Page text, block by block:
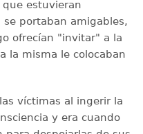
estuvieran
portaban amigables,
ofrecían "invitar" a la
la misma le colocaban
víctimas al ingerir la
y era cuando